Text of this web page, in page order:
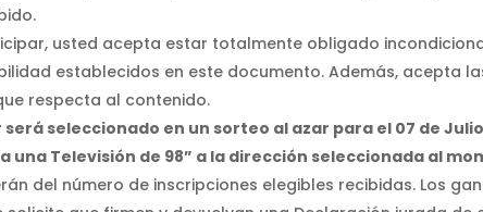
usted acepta estar totalmente obligado
establecidos en este documento. Además, acepta
respecta al contenido.
será seleccionado en un sorteo al azar para el 07 de
una Televisión de 98” a la dirección seleccionada al
del número de inscripciones elegibles recibidas. Los